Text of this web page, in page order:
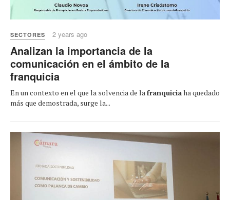
SECTORES 2 years ago
Analizan la importancia de la
comunicación en el ámbito de la
franquicia
En un contexto en el que la solvencia de lafranquiciaha quedado
más que demostrada, surge la...